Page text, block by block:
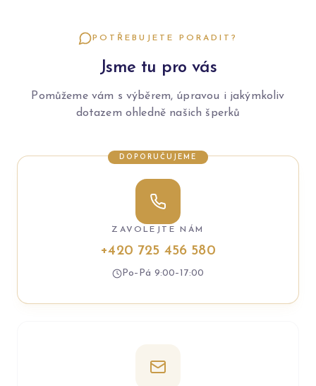
POTŘEBUJETE PORADIT?
Jsme tu pro vás
Pomůžeme vám s výběrem, úpravou i jakýmkoliv
dotazem ohledně našich šperků
DOPORUČUJEME
ZAVOLEJTE NÁM
+420 725 456 580
Po–Pá 9:00–17:00